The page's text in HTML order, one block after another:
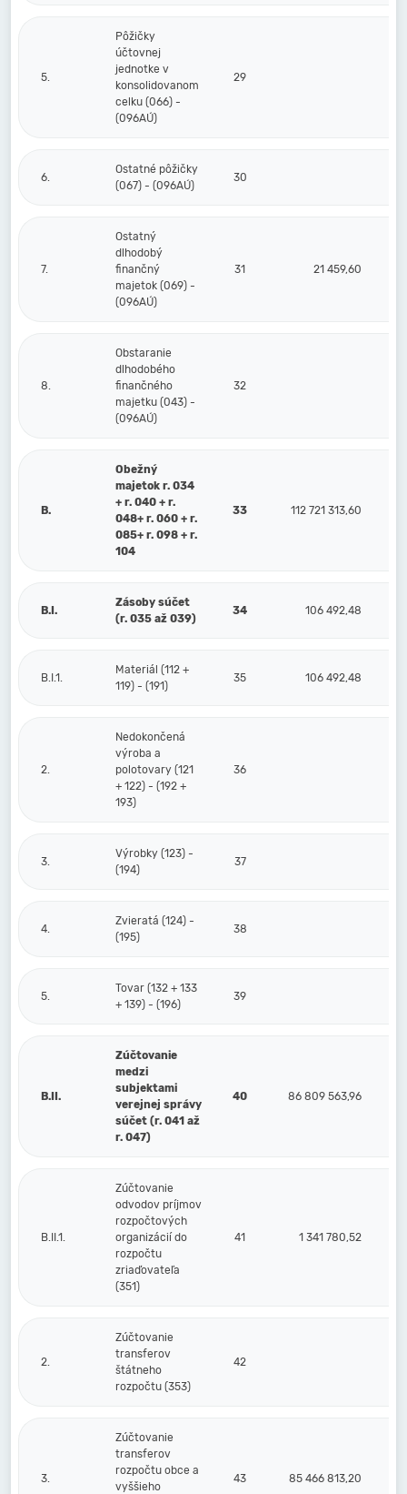
5.
Pôžičky
účtovnej
jednotke v
konsolidovanom
celku (066) -
(096AÚ)
29
6.
Ostatné pôžičky
(067) - (096AÚ)
30
7.
Ostatný
dlhodobý
finančný
majetok (069) -
(096AÚ)
31 21 459,60
8.
Obstaranie
dlhodobého
finančného
majetku (043) -
(096AÚ)
32
B.
Obežný
majetok r. 034
+ r. 040 + r.
048+ r. 060 + r.
085+ r. 098 + r.
104
33 112 721 313,60
B.I.
Zásoby súčet
(r. 035 až 039)
34 106 492,48
B.I.1.
Materiál (112 +
119) - (191)
35 106 492,48
2.
Nedokončená
výroba a
polotovary (121
+ 122) - (192 +
193)
36
3.
Výrobky (123) -
(194)
37
4.
Zvieratá (124) -
(195)
38
5.
Tovar (132 + 133
+ 139) - (196)
39
B.II.
Zúčtovanie
medzi
subjektami
verejnej správy
súčet (r. 041 až
r. 047)
40 86 809 563,96
B.II.1.
Zúčtovanie
odvodov príjmov
rozpočtových
organizácií do
rozpočtu
zriaďovateľa
(351)
41 1 341 780,52
2.
Zúčtovanie
transferov
štátneho
rozpočtu (353)
42
3.
Zúčtovanie
transferov
rozpočtu obce a
vyššieho
43 85 466 813,20